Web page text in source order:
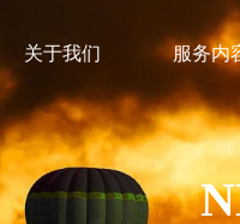
关于我们 服务内